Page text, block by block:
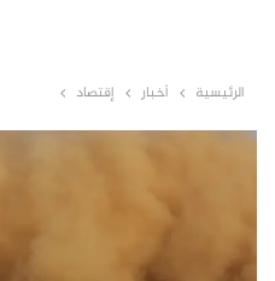
الرئيسية أخبار إقتصاد